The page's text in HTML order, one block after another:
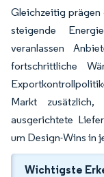
Gleichzeitig prägen
steigende
veranlassen
fortschrittliche
Markt
ausgerichtete
um Design-Wins in
Wichtigste